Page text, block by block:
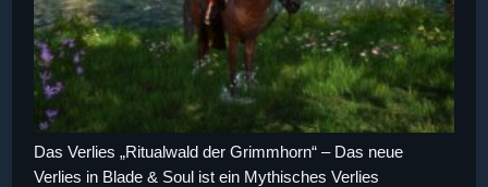
Das Verlies „Ritualwald der Grimmhorn“ – Das neue
Verlies in Blade & Soul ist ein Mythisches Verlies